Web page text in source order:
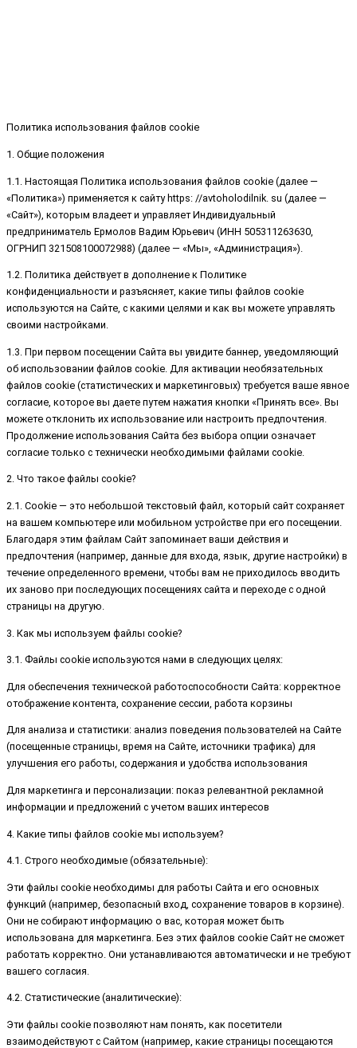
Политика использования файлов cookie
1. Общие положения
1.1. Настоящая Политика использования файлов cookie (далее —
«Политика») применяется к сайту https: //avtoholodilnik. su (далее —
«Сайт»), которым владеет и управляет Индивидуальный
предприниматель Ермолов Вадим Юрьевич (ИНН 505311263630,
ОГРНИП 321508100072988) (далее — «Мы», «Администрация»).
1.2. Политика действует в дополнение к Политике
конфиденциальности и разъясняет, какие типы файлов cookie
используются на Сайте, с какими целями и как вы можете управлять
своими настройками.
1.3. При первом посещении Сайта вы увидите баннер, уведомляющий
об использовании файлов cookie. Для активации необязательных
файлов cookie (статистических и маркетинговых) требуется ваше явное
согласие, которое вы даете путем нажатия кнопки «Принять все». Вы
можете отклонить их использование или настроить предпочтения.
Продолжение использования Сайта без выбора опции означает
согласие только с технически необходимыми файлами cookie.
2. Что такое файлы cookie?
2.1. Cookie — это небольшой текстовый файл, который сайт сохраняет
на вашем компьютере или мобильном устройстве при его посещении.
Благодаря этим файлам Сайт запоминает ваши действия и
предпочтения (например, данные для входа, язык, другие настройки) в
течение определенного времени, чтобы вам не приходилось вводить
их заново при последующих посещениях сайта и переходе с одной
страницы на другую.
3. Как мы используем файлы cookie?
3.1. Файлы cookie используются нами в следующих целях:
Для обеспечения технической работоспособности Сайта: корректное
отображение контента, сохранение сессии, работа корзины
Для анализа и статистики: анализ поведения пользователей на Сайте
(посещенные страницы, время на Сайте, источники трафика) для
улучшения его работы, содержания и удобства использования
Для маркетинга и персонализации: показ релевантной рекламной
информации и предложений с учетом ваших интересов
4. Какие типы файлов cookie мы используем?
4.1. Строго необходимые (обязательные):
Эти файлы cookie необходимы для работы Сайта и его основных
функций (например, безопасный вход, сохранение товаров в корзине).
Они не собирают информацию о вас, которая может быть
использована для маркетинга. Без этих файлов cookie Сайт не сможет
работать корректно. Они устанавливаются автоматически и не требуют
вашего согласия.
4.2. Статистические (аналитические):
Эти файлы cookie позволяют нам понять, как посетители
взаимодействуют с Сайтом (например, какие страницы посещаются